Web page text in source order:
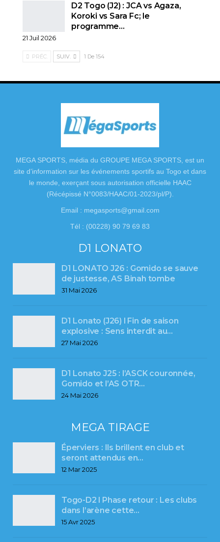
D2 Togo (J2) : JCA vs Agaza,
Koroki vs Sara Fc; le
programme…
21 Juil 2026
PRÉC. SUIV. 1 De 154
MEGA SPORTS, média du GROUPE MEGA SPORTS, est un
site d’information sur les événements sportifs au Togo et dans
le monde, exerçant sous autorisation officielle HAAC
(Récépissé N°0083/HAAC/01-2023/pl/P).
Email : megasports@gmail.com
Tél : (00228) 90 79 69 83
D1 LONATO
D1 LONATO J26 : Gomido se sauve
de justesse, AS Binah tombe
31 Mai 2026
D1 Lonato (J26) l Fin de saison
explosive : Sens interdit au…
27 Mai 2026
D1 Lonato J25 : l’ASCK couronnée,
Gomido et l’AS OTR…
24 Mai 2026
MEGA TIRAGE
Éperviers : Ils brillent en club et
seront attendus en…
12 Mar 2025
Togo-D2 l Phase retour : Les clubs
dans l’arène cette…
15 Avr 2025